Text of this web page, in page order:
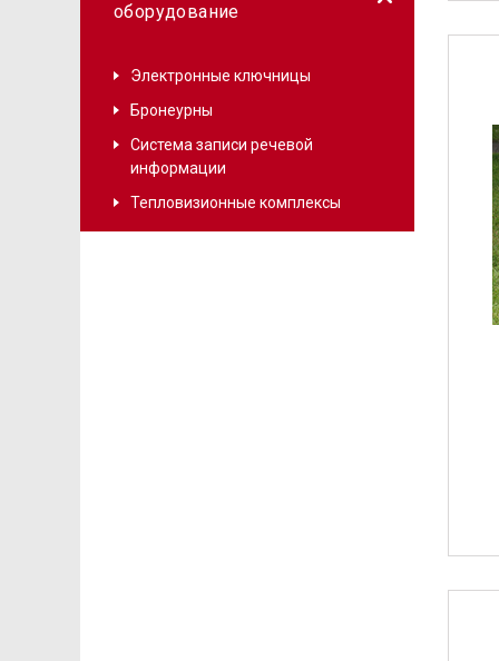
оборудование
Электронные ключницы
Бронеурны
Система записи речевой
информации
Тепловизионные комплексы